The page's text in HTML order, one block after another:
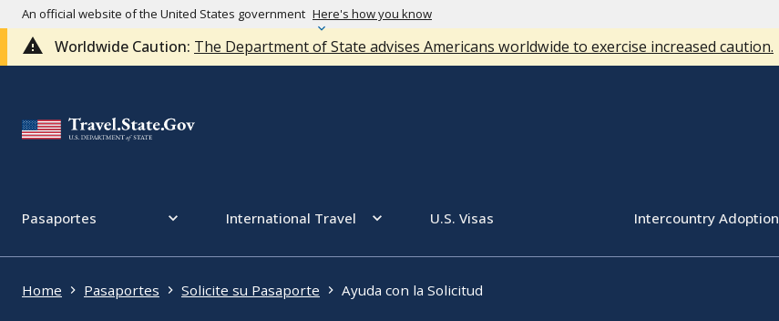
An official website of the United States government Here's how you know
Worldwide Caution: The Department of State advises Americans worldwide to exercise increased caution.
Pasaportes International Travel U.S. Visas Intercountry Adoption
Home Pasaportes Solicite su Pasaporte Ayuda con la Solicitud